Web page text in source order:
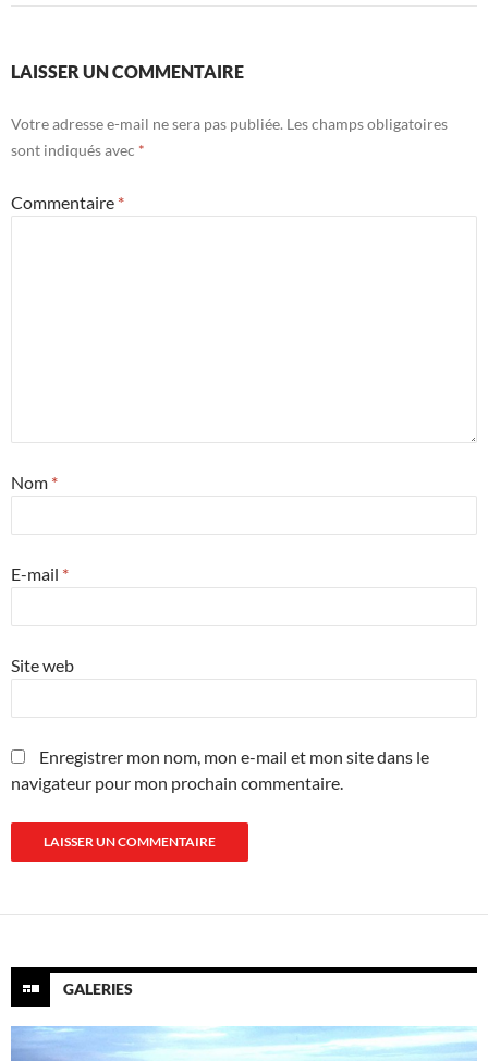
LAISSER UN COMMENTAIRE
Votre adresse e-mail ne sera pas publiée. Les champs obligatoires
sont indiqués avec *
Commentaire *
Nom *
E-mail *
Site web
Enregistrer mon nom, mon e-mail et mon site dans le
navigateur pour mon prochain commentaire.
GALERIES